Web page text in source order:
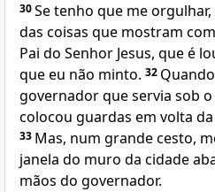
30Se tenho que me
das coisas que mostram
Pai do Senhor Jesus, que é
que eu não minto. 32
governador que servia sob
colocou guardas em volta
33 Mas, num grande cesto,
janela do muro da cidade
mãos do governador.